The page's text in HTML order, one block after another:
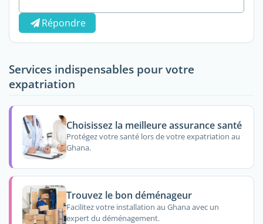
Répondre
Services indispensables pour votre
expatriation
Choisissez la meilleure assurance santé
Protégez votre santé lors de votre expatriation au
Ghana.
Trouvez le bon déménageur
Facilitez votre installation au Ghana avec un
expert du déménagement.